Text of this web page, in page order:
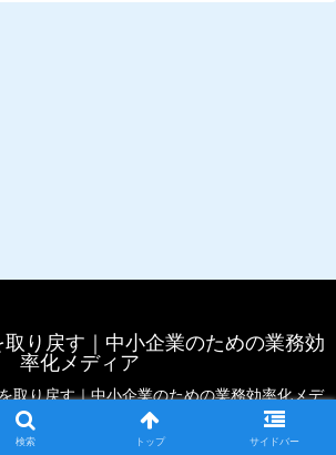
り戻す｜中小企業のための業務効
率化メディア
取り戻す｜中小企業のための業務効率化メデ
検索 トップ サイドバー